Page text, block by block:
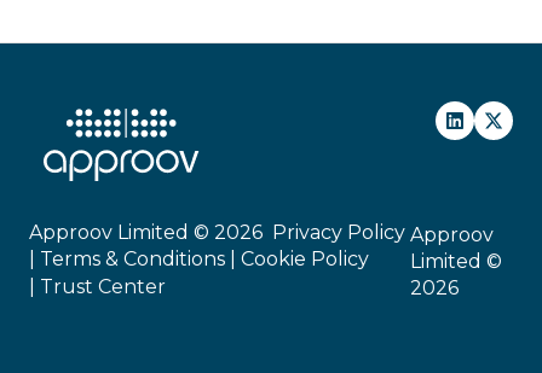
Approov Limited © 2026 Privacy Policy
Terms & Conditions |
Cookie Policy
Trust Center
Approov
Limited ©
2026